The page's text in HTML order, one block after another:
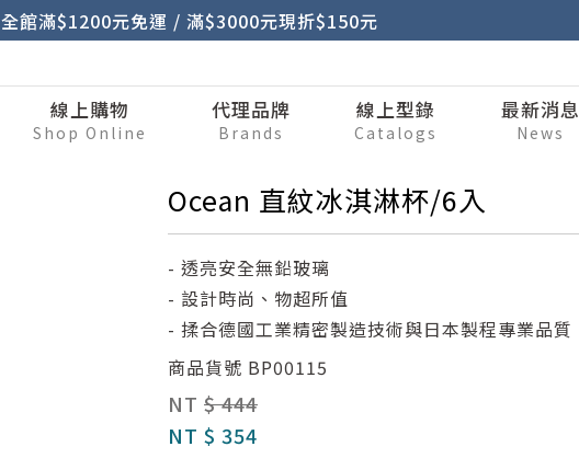
全館滿$1200元免運 / 滿$3000元現折$150元
線上購物
Shop Online
代理品牌
Brands
線上型錄
Catalogs
最新消息
News
Ocean 直紋冰淇淋杯/6入
- 透亮安全無鉛玻璃
- 設計時尚、物超所值
- 揉合德國工業精密製造技術與日本製程專業品質
商品貨號 BP00115
NT $ 444
NT $ 354